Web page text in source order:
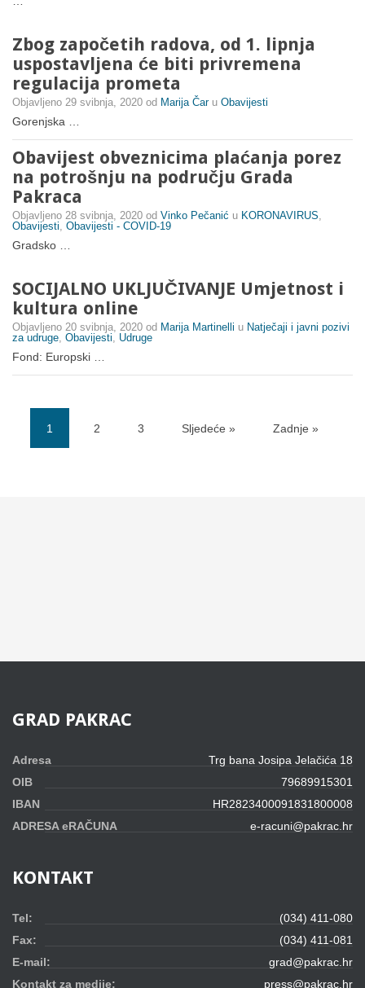
Zbog započetih radova, od 1. lipnja
uspostavljena će biti privremena
regulacija prometa
Objavljeno 29 svibnja, 2020 od Marija Čar u Obavijesti
Gorenjska …
Obavijest obveznicima plaćanja porez
na potrošnju na području Grada
Pakraca
Objavljeno 28 svibnja, 2020 od Vinko Pečanić u KORONAVIRUS,
Obavijesti, Obavijesti - COVID-19
Gradsko …
SOCIJALNO UKLJUČIVANJE Umjetnost i
kultura online
Objavljeno 20 svibnja, 2020 od Marija Martinelli u Natječaji i javni pozivi
za udruge, Obavijesti, Udruge
Fond: Europski …
1 2 3 Sljedeće » Zadnje »
GRAD PAKRAC
Adresa
Trg bana Josipa Jelačića 18
OIB
79689915301
IBAN
HR2823400091831800008
ADRESA eRAČUNA
e-racuni@pakrac.hr
KONTAKT
Tel:
(034) 411-080
Fax:
(034) 411-081
E-mail:
grad@pakrac.hr
Kontakt za medije:
press@pakrac.hr